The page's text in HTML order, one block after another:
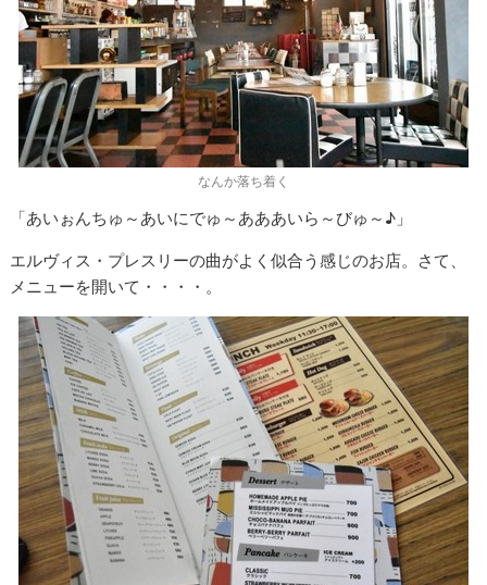
なんか落ち着く
「あいぉんちゅ～あいにでゅ～あああいら～びゅ～♪」
エルヴィス・プレスリーの曲がよく似合う感じのお店。さて、
メニューを開いて・・・・。